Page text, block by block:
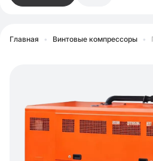
Главная • Винтовые компрессоры •